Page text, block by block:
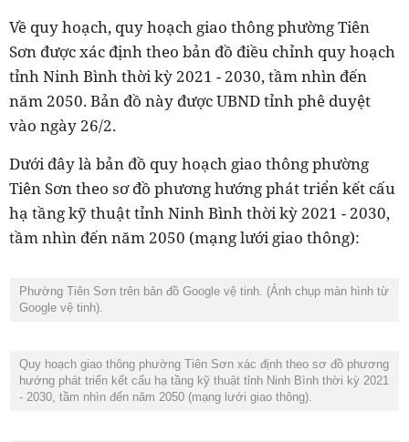
Về quy hoạch, quy hoạch giao thông phường Tiên
Sơn được xác định theo bản đồ điều chỉnh quy hoạch
tỉnh Ninh Bình thời kỳ 2021 - 2030, tầm nhìn đến
năm 2050. Bản đồ này được UBND tỉnh phê duyệt
vào ngày 26/2.
Dưới đây là bản đồ quy hoạch giao thông phường
Tiên Sơn theo sơ đồ phương hướng phát triển kết cấu
hạ tầng kỹ thuật tỉnh Ninh Bình thời kỳ 2021 - 2030,
tầm nhìn đến năm 2050 (mạng lưới giao thông):
Phường Tiên Sơn trên bản đồ Google vệ tinh. (Ảnh chụp màn hình từ
Google vệ tinh).
Quy hoạch giao thông phường Tiên Sơn xác định theo sơ đồ phương
hướng phát triển kết cấu hạ tầng kỹ thuật tỉnh Ninh Bình thời kỳ 2021
- 2030, tầm nhìn đến năm 2050 (mạng lưới giao thông).